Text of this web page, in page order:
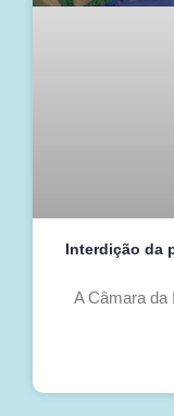
Interdição da
A Câmara da